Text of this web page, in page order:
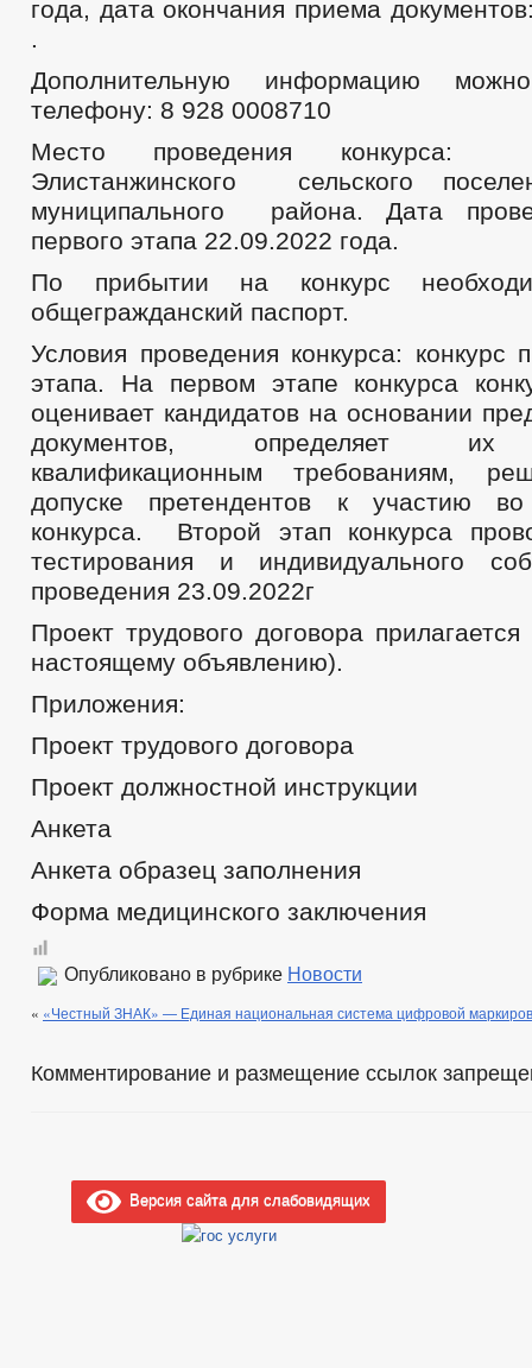
года, дата окончания приема
.
Дополнительную информацию
телефону: 8 928 0008710
Место проведения конкурса:
Элистанжинского сельского
муниципального района. Дата
первого этапа 22.09.2022 года.
По прибытии на конкурс
общегражданский паспорт.
Условия проведения конкурса: конкурс
этапа. На первом этапе конкурса
оценивает кандидатов на основании
документов, определяет их
квалификационным требованиям,
допуске претендентов к участию
конкурса. Второй этап конкурса
тестирования и индивидуального
проведения 23.09.2022г
Проект трудового договора
настоящему объявлению).
Приложения:
Проект трудового договора
Проект должностной инструкции
Анкета
Анкета образец заполнения
Форма медицинского заключения
Опубликовано в рубрике Новости
« «Честный ЗНАК» — Единая национальная система цифровой
Комментирование и размещение ссылок
Версия сайта для слабовидящих